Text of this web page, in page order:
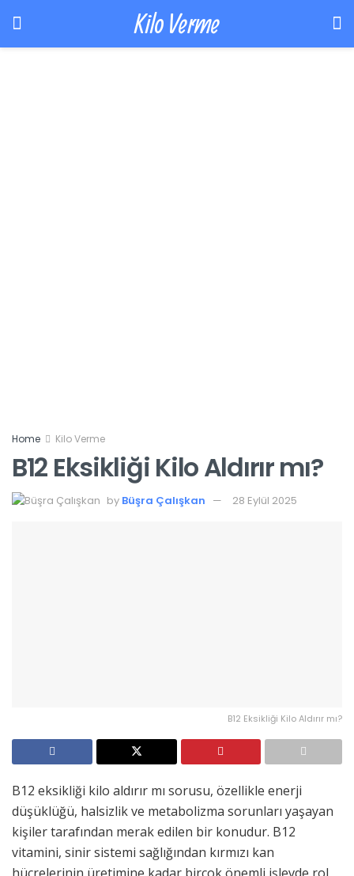
Kilo Verme
Home Kilo Verme
B12 Eksikliği Kilo Aldırır mı?
by Büşra Çalışkan 28 Eylül 2025
B12 Eksikliği Kilo Aldırır mı?
B12 eksikliği kilo aldırır mı sorusu, özellikle enerji
düşüklüğü, halsizlik ve metabolizma sorunları yaşayan
kişiler tarafından merak edilen bir konudur. B12
vitamini, sinir sistemi sağlığından kırmızı kan